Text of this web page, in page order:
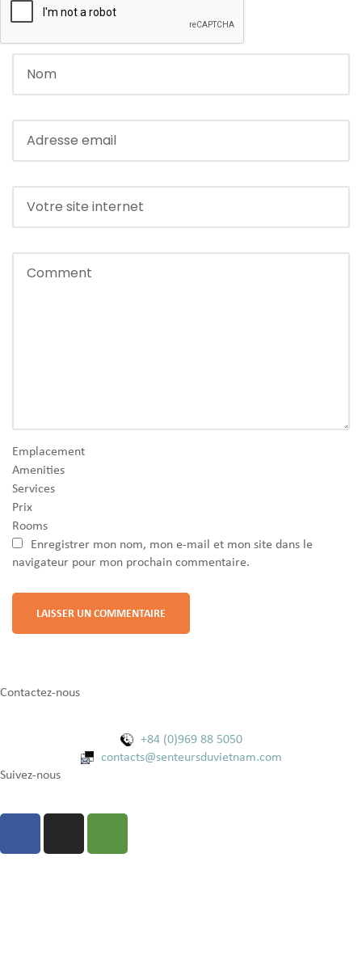
Emplacement
Amenities
Services
Prix
Rooms
Enregistrer mon nom, mon e-mail et mon site dans le
navigateur pour mon prochain commentaire.
Contactez-nous
+84 (0)969 88 5050
contacts@senteursduvietnam.com
Suivez-nous